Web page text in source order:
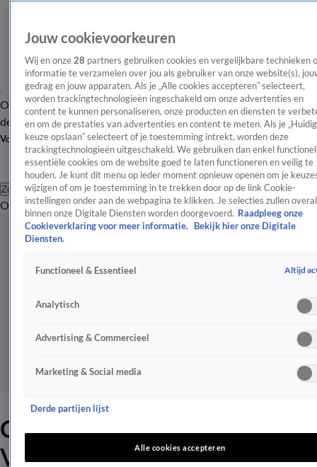
OverzichtAfleveringen Entertainment TV Algemeen
Tip
de redactieNieuwsbrief
Volg Shownieuws
Zoeken
OverzichtEntertainmentSpraakmakendRealityCrimeVideo's
Om deze reden stopt barman
Victor bij First Dates
Jouw cookievoorkeuren
Wij en onze 28 partners gebruiken cookies en vergelijkbare technieken
informatie te verzamelen over jou als gebruiker van onze website(s),
gedrag en jouw apparaten. Als je „Alle cookies accepteren” selecteert,
worden trackingtechnologieën ingeschakeld om onze advertenties en
content te kunnen personaliseren, onze producten en diensten te
en om de prestaties van advertenties en content te meten. Als je
keuze opslaan” selecteert of je toestemming intrekt, worden deze
trackingtechnologieën uitgeschakeld. We gebruiken dan enkel
essentiële cookies om de website goed te laten functioneren en veilig te
houden. Je kunt dit menu op ieder moment opnieuw openen om je
wijzigen of om je toestemming in te trekken door op de link Cookie-
instellingen onder aan de webpagina te klikken. Je selecties zullen overal
binnen onze Digitale Diensten worden doorgevoerd. Raadpleeg onze
Cookieverklaring voor meer informatie.
Bekijk hier onze Digitale
Diensten.
Functioneel & Essentieel Altijd
Analytisch
Advertising & Commercieel
Marketing & Social media
Derde partijen lijst
Alle cookies accepteren